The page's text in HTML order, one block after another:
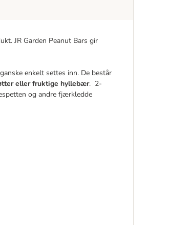
JR Garden Peanut Bars gir
enkelt settes inn. De består
eller fruktige hyllebær. 2-
og andre fjærkledde